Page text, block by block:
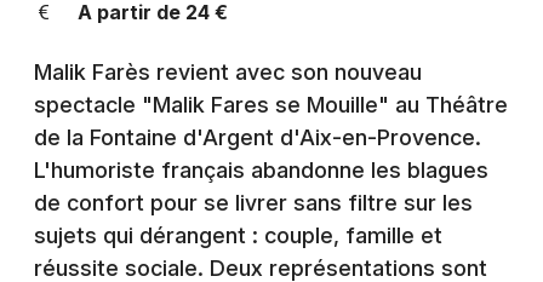
Concerts
Sports
Soirées
Sorties famille
Expos
Nice
Paris
Strasbourg
Toulouse
Toutes les villes
A partir de 24 €
Malik Farès revient avec son nouveau
spectacle "Malik Fares se Mouille" au Théâtre
de la Fontaine d'Argent d'Aix-en-Provence.
L'humoriste français abandonne les blagues
de confort pour se livrer sans filtre sur les
sujets qui dérangent : couple, famille et
réussite sociale. Deux représentations sont